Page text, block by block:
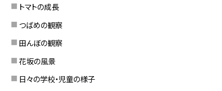
トマトの成長
つばめの観察
田んぼの観察
花坂の風景
日々の学校・児童の様子